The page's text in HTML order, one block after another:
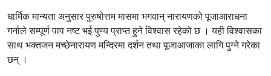
धार्मिक मान्यता अनुसार पुरुषोत्तम मासमा भगवान् नारायणको पूजाआराधना
गर्नाले सम्पूर्ण पाप नष्ट भई पुण्य प्राप्त हुने विश्वास रहेको छ । यही विश्वासका
साथ भक्तजन मच्छेनारायण मन्दिरमा दर्शन तथा पूजाआजाका लागि पुग्ने गरेका
छन् ।